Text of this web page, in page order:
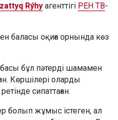
Rýhy агенттігі РЕН ТВ-
баласы оқиға орнында көз
бұл пәтерді шамамен
Көршілері оларды
сипаттаған.
болып жұмыс істеген, ал